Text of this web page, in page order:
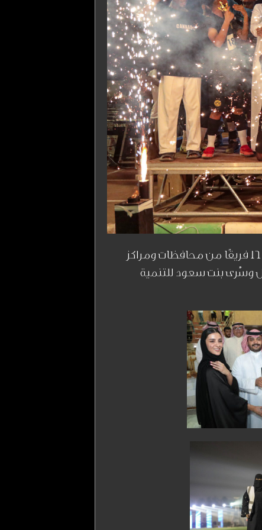
وسط أجواء حماسية مبهجة؛ اختتمت البطولة التطوعية الأولى “أحياها 2023م” في جازان بمشاركة 16 فريقًا من محافظات ومراكز
وسُرى بنت سعود للتنمية